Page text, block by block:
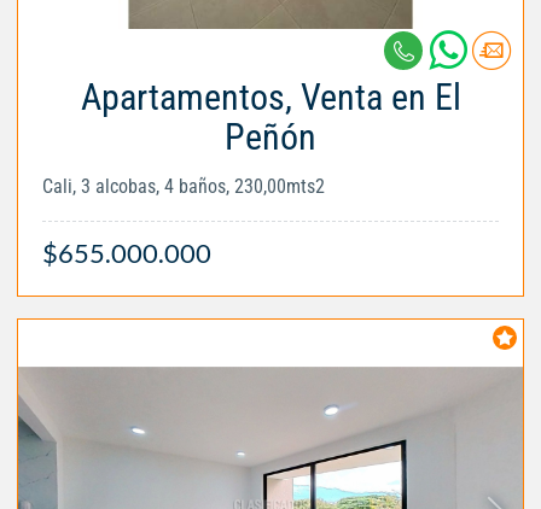
Apartamentos, Venta en El
Peñón
Cali, 3 alcobas, 4 baños, 230,00mts2
$655.000.000